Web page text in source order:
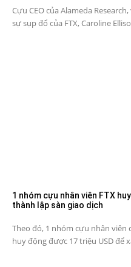
Cựu CEO của Alameda
sự sụp đổ của FTX, Caroline
1 nhóm cựu nhân viên FTX
thành lập sàn giao dịch
Theo đó, 1 nhóm cựu nhân viên
huy động được 17 triệu USD để